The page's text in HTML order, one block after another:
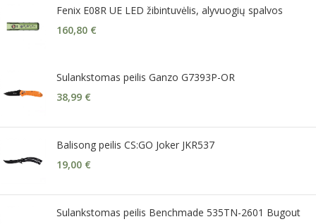
Fenix E08R UE LED žibintuvėlis, alyvuogių spalvos
160,80 €
Sulankstomas peilis Ganzo G7393P-OR
38,99 €
Balisong peilis CS:GO Joker JKR537
19,00 €
Sulankstomas peilis Benchmade 535TN-2601 Bugout